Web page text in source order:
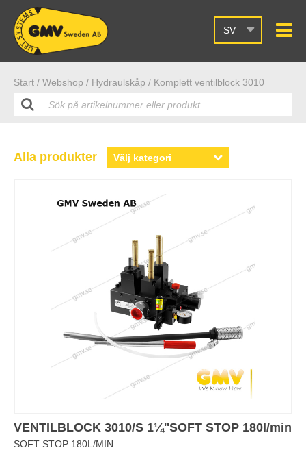
SV
Start / Webshop / Hydraulskåp / Komplett ventilblock 3010
Alla produkter
VENTILBLOCK 3010/S 1¼''SOFT STOP 180l/min
SOFT STOP 180L/MIN